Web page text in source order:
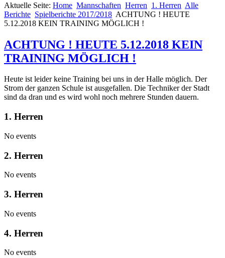
Aktuelle Seite: Home Mannschaften Herren 1. Herren Alle
Berichte Spielberichte 2017/2018 ACHTUNG ! HEUTE
5.12.2018 KEIN TRAINING MÖGLICH !
ACHTUNG ! HEUTE 5.12.2018 KEIN
TRAINING MÖGLICH !
Heute ist leider keine Training bei uns in der Halle möglich. Der
Strom der ganzen Schule ist ausgefallen. Die Techniker der Stadt
sind da dran und es wird wohl noch mehrere Stunden dauern.
1. Herren
No events
2. Herren
No events
3. Herren
No events
4. Herren
No events